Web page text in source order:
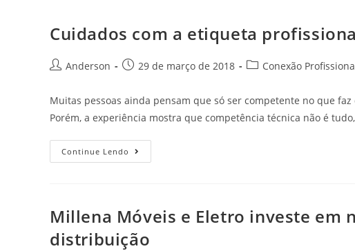
Cuidados com a etiqueta
Anderson 29 de março de 2018 Conexão
Muitas pessoas ainda pensam que só ser competente no que
Porém, a experiência mostra que competência técnica não é
Continue Lendo
Millena Móveis e Eletro investe em
distribuição